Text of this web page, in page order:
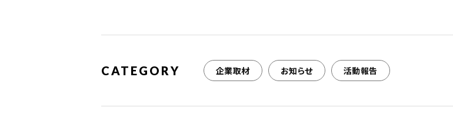
CATEGORY 企業取材 お知らせ 活動報告